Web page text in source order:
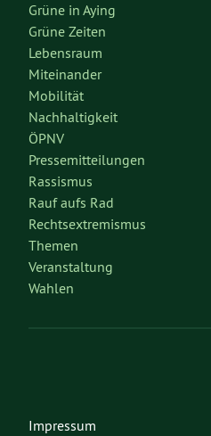
Grüne in Aying
Grüne Zeiten
Lebensraum
Miteinander
Mobilität
Nachhaltigkeit
ÖPNV
Pressemitteilungen
Rassismus
Rauf aufs Rad
Rechtsextremismus
Themen
Veranstaltung
Wahlen
Impressum